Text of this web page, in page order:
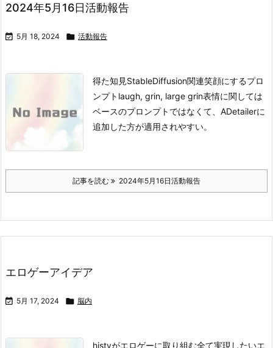
2024年5月16日活動報告
 5月 18, 2024  活動報告
得た知見StableDiffusion関連笑顔にするプロ
ンプト laugh, grin, large grin表情に関しては
ベースのプロンプトではなくて、ADetailerに
追加した方が適用されやすい。
記事を読む 2024年5月16日活動報告
エロゲーアイデア
 5月 17, 2024  脳内
histyがエロゲーに取り組む全て実現したいエ